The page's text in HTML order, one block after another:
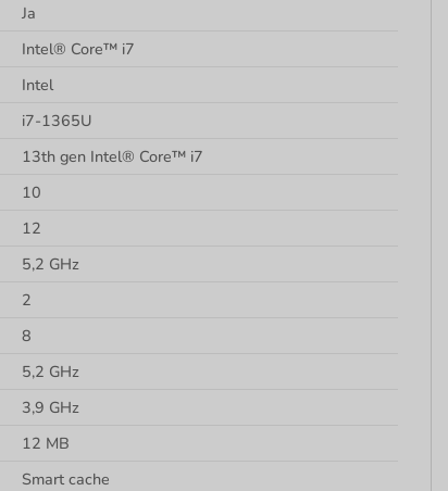
Ja
Intel® Core™ i7
Intel
i7-1365U
13th gen Intel® Core™ i7
10
12
5,2 GHz
2
8
5,2 GHz
3,9 GHz
12 MB
Smart cache